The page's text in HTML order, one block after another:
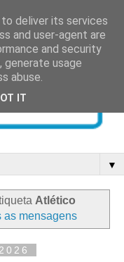
▼
Atlético
as mensagens
deliver its services
and user-agent are
and security
usage
abuse.
IT